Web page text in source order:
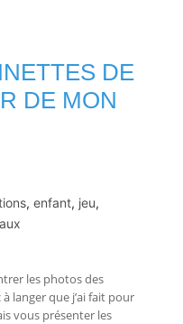
DE
DE MON
, enfant, jeu,
les photos des
langer que j’ai fait pour
vous présenter les